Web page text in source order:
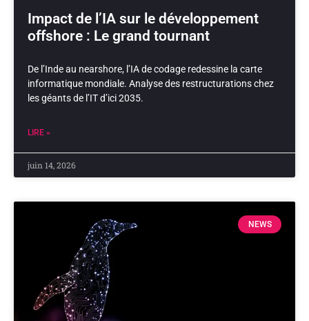
Impact de l’IA sur le développement
offshore : Le grand tournant
De l’Inde au nearshore, l’IA de codage redessine la carte
informatique mondiale. Analyse des restructurations chez
les géants de l’IT d’ici 2035.
LIRE »
juin 14, 2026
NEWS